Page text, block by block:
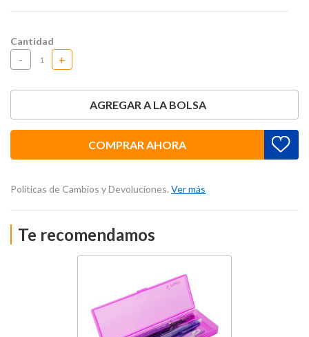
Cantidad
- +
AGREGAR A LA BOLSA
COMPRAR AHORA
Políticas de Cambios y Devoluciones. Ver más
Te recomendamos